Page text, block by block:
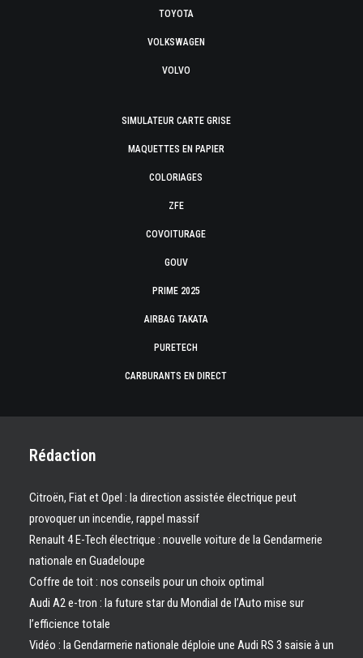
TOYOTA
VOLKSWAGEN
VOLVO
SIMULATEUR CARTE GRISE
MAQUETTES EN PAPIER
COLORIAGES
ZFE
COVOITURAGE
GOUV
PRIME 2025
AIRBAG TAKATA
PURETECH
CARBURANTS EN DIRECT
Rédaction
Citroën, Fiat et Opel : la direction assistée électrique peut
provoquer un incendie, rappel massif
Renault 4 E-Tech électrique : nouvelle voiture de la Gendarmerie
nationale en Guadeloupe
Coffre de toit : nos conseils pour un choix optimal
Audi A2 e-tron : la future star du Mondial de l’Auto mise sur
l’efficience totale
Vidéo : la Gendarmerie nationale déploie une Audi RS 3 saisie à un